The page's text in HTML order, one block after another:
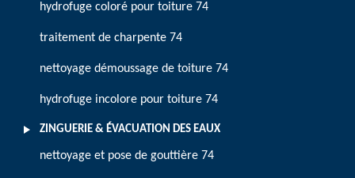
hydrofuge coloré pour toiture 74
traitement de charpente 74
nettoyage démoussage de toiture 74
hydrofuge incolore pour toiture 74
ZINGUERIE & ÉVACUATION DES EAUX
nettoyage et pose de gouttière 74